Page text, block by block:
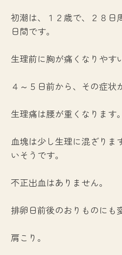
初潮は、１２歳で、２８日
日間です。
生理前に胸が痛くなりやす
４～５日前から、その症状
生理痛は腰が重くなります。
血塊は少し生理に混ざりま
いそうです。
不正出血はありません。
排卵日前後のおりものにも
肩こり。